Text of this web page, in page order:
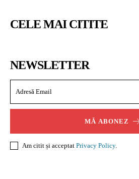
CELE MAI CITITE
NEWSLETTER
MĂ ABONEZ
Am citit și acceptat Privacy Policy.